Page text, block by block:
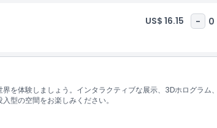
US$ 16.15 - 0
を体験しましょう。インタラクティブな展示、3Dホログラム、
型の空間をお楽しみください。